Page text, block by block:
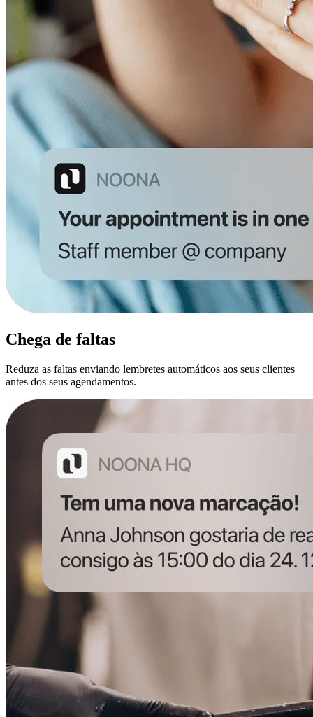
Chega de faltas
Reduza as faltas enviando lembretes automáticos aos seus clientes
antes dos seus agendamentos.